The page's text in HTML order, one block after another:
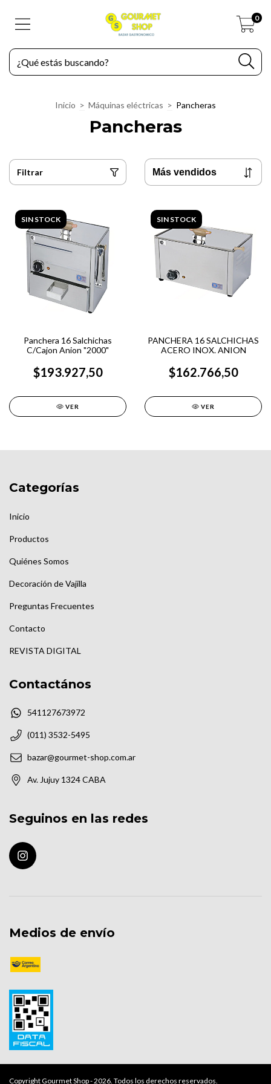
0
Inicio > Máquinas eléctricas > Pancheras
Pancheras
Filtrar
SIN STOCK
Panchera 16 Salchichas
C/Cajon Anion "2000"
$193.927,50
VER
SIN STOCK
PANCHERA 16 SALCHICHAS
ACERO INOX. ANION
$162.766,50
VER
Categorías
Inicio
Productos
Quiénes Somos
Decoración de Vajilla
Preguntas Frecuentes
Contacto
REVISTA DIGITAL
Contactános
541127673972
(011) 3532-5495
bazar@gourmet-shop.com.ar
Av. Jujuy 1324 CABA
Seguinos en las redes
Medios de envío
Copyright Gourmet Shop - 2026. Todos los derechos reservados.